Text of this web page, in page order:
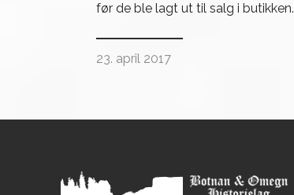
før de ble lagt ut til salg i butikken.
23. april 2017